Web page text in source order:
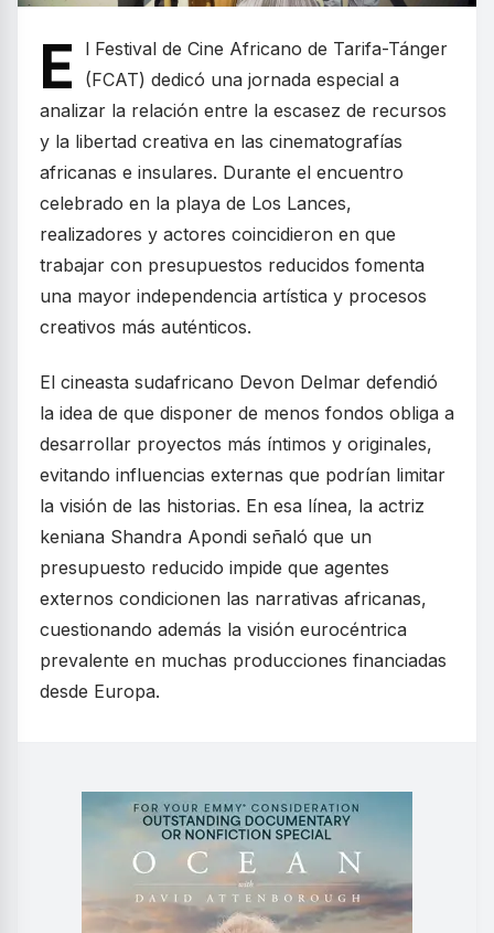
E
l Festival de Cine Africano de Tarifa-Tánger
(FCAT) dedicó una jornada especial a
analizar la relación entre la escasez de recursos
y la libertad creativa en las cinematografías
africanas e insulares. Durante el encuentro
celebrado en la playa de Los Lances,
realizadores y actores coincidieron en que
trabajar con presupuestos reducidos fomenta
una mayor independencia artística y procesos
creativos más auténticos.
El cineasta sudafricano Devon Delmar defendió
la idea de que disponer de menos fondos obliga a
desarrollar proyectos más íntimos y originales,
evitando influencias externas que podrían limitar
la visión de las historias. En esa línea, la actriz
keniana Shandra Apondi señaló que un
presupuesto reducido impide que agentes
externos condicionen las narrativas africanas,
cuestionando además la visión eurocéntrica
prevalente en muchas producciones financiadas
desde Europa.